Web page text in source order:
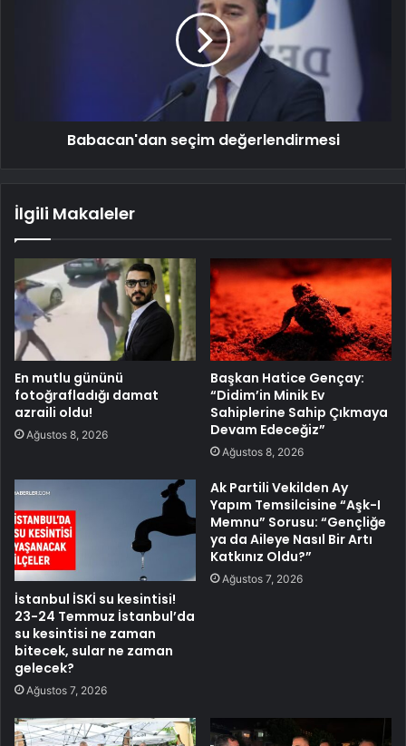
Babacan'dan seçim değerlendirmesi
İlgili Makaleler
En mutlu gününü
fotoğrafladığı damat
azraili oldu!
Ağustos 8, 2026
Başkan Hatice Gençay:
“Didim’in Minik Ev
Sahiplerine Sahip Çıkmaya
Devam Edeceğiz”
Ağustos 8, 2026
İstanbul İSKİ su kesintisi!
23-24 Temmuz İstanbul’da
su kesintisi ne zaman
bitecek, sular ne zaman
gelecek?
Ağustos 7, 2026
Ak Partili Vekilden Ay
Yapım Temsilcisine “Aşk-I
Memnu” Sorusu: “Gençliğe
ya da Aileye Nasıl Bir Artı
Katkınız Oldu?”
Ağustos 7, 2026